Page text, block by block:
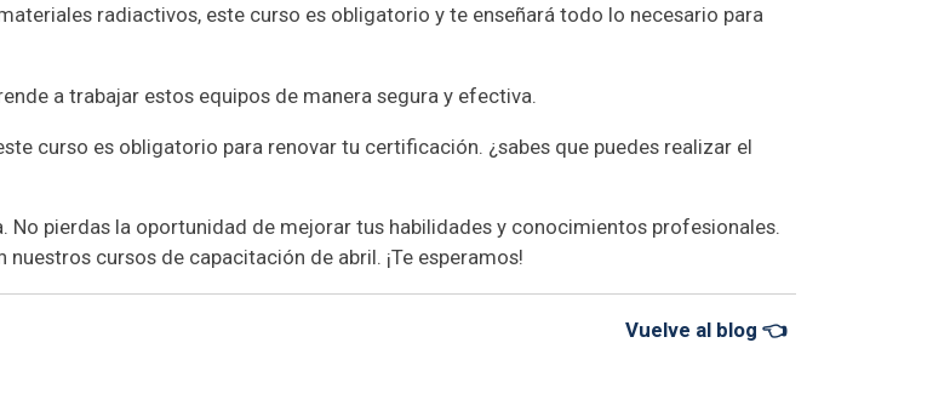
radiactivos, este curso es obligatorio y te enseñará todo lo necesario para
a trabajar estos equipos de manera segura y efectiva.
curso es obligatorio para renovar tu certificación. ¿sabes que puedes realizar el
pierdas la oportunidad de mejorar tus habilidades y conocimientos profesionales.
cursos de capacitación de abril. ¡Te esperamos!
Vuelve al blog 👈